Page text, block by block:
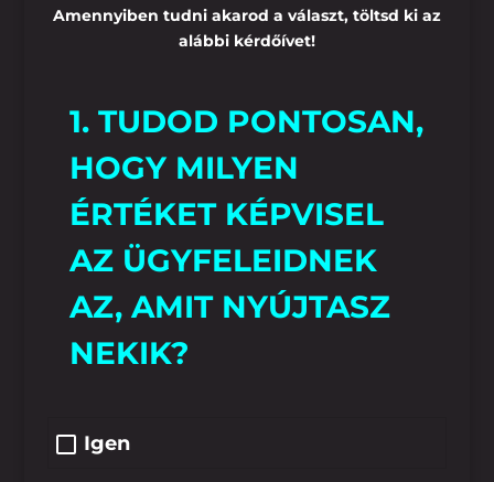
Amennyiben tudni akarod a választ, töltsd ki az
alábbi kérdőívet!
1. TUDOD PONTOSAN,
HOGY MILYEN
ÉRTÉKET KÉPVISEL
AZ ÜGYFELEIDNEK
AZ, AMIT NYÚJTASZ
NEKIK?
Igen